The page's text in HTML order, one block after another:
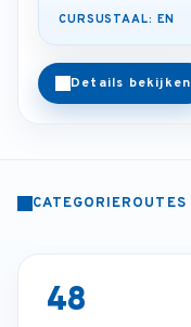
CURSUSTAAL: EN
Details bekijken
CATEGORIEROUTES
48